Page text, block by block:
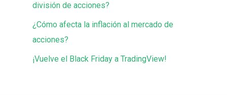
división de acciones?
¿Cómo afecta la inflación al mercado de
acciones?
¡Vuelve el Black Friday a TradingView!